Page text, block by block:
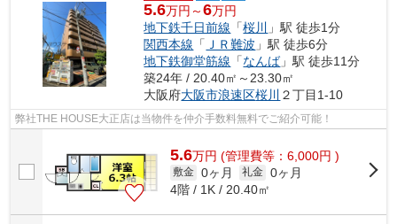
5.6万円～6万円
地下鉄千日前線 「桜川
」駅 徒歩1分
関西本線 「 ＪＲ難波 」駅 徒歩6分
地下鉄御堂筋線 「なんば」駅 徒歩11分
築24年 / 20.40㎡～23.30㎡
大阪府大阪市浪速区桜川 ２丁目1-10
弊社THE HOUSE大正店は当物件を仲介手数料無料でご紹介可能！
5.6万円 (管理費等：6,000円 )
敷金 0ヶ月 礼金 0ヶ月
4階 / 1K / 20.40㎡